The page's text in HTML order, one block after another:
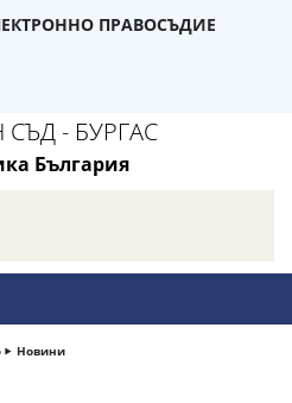
ПРАВОСЪДИЕ
- БУРГАС
България
Новини